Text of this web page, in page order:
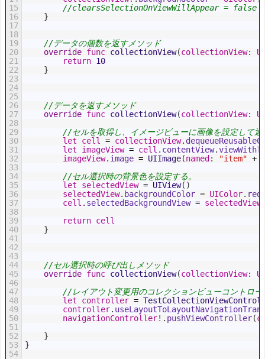
15
16
17
18
19
20
21
22
23
24
25
26
27
28
29
30
31
32
33
34
35
36
37
38
39
40
41
42
43
44
45
46
47
48
49
50
51
52
53
54
//clearsSelectionOnViewWillAppear = false
}
//データの個数を返すメソッド
override func collectionView(collectionView:
return 10
}
//データを返すメソッド
override func collectionView(collectionView:
//セルを取得し、イメージビューに画像を設定して返
let
cell = collectionView.
let
imageView = cell . contentView.
imageView. image = UIImage(named : "item" +
//セル選択時の背景色を設定する。
let
selectedView = UIView( )
selectedView. backgroundColor = UIColor.
cell . selectedBackgroundView = selectedView
return cell
}
//セル選択時の呼び出しメソッド
override func collectionView(collectionView:
//レイアウト変更用のコレクションビューコントロ
let
controller =
controller.
navigationController! . pushViewController(
}
}